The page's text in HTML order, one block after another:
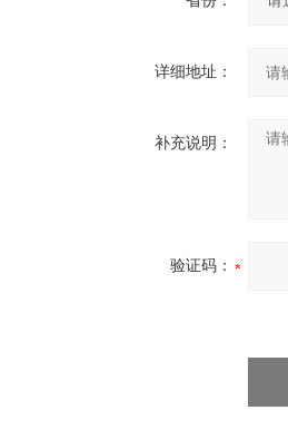
详细地址：
补充说明：
验证码：